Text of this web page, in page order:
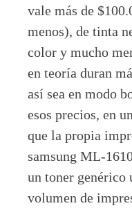
vale más de
menos), de tinta
color y mucho
en teoría duran
así sea en modo
esos precios, en
que la propia
samsung ML-
un toner genérico
volumen de